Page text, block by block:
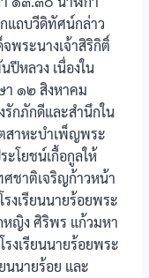
แถบวีดิทัศน์กล่าว
พระนางเจ้าสิริกิติ์
หลวง เนื่องใน
า ๑๒ สิงหาคม
กภักดีและสำนึกใน
สาหะบำเพ็ญพระ
โยชน์เกื้อกูลให้
ชาติเจริญก้าวหน้า
งเรียนนายร้อยพระ
หญิง ศิริพร แก้วมหา
งเรียนนายร้อยพระ
นายร้อย และ